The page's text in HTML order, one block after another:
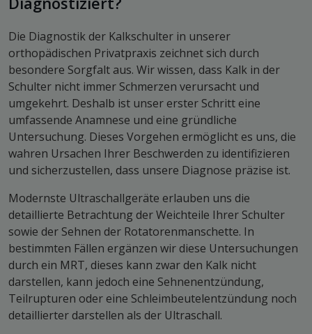
Die Diagnostik der Kalkschulter in unserer
orthopädischen Privatpraxis zeichnet sich durch
besondere Sorgfalt aus. Wir wissen, dass Kalk in der
Schulter nicht immer Schmerzen verursacht und
umgekehrt. Deshalb ist unser erster Schritt eine
umfassende Anamnese und eine gründliche
Untersuchung. Dieses Vorgehen ermöglicht es uns, die
wahren Ursachen Ihrer Beschwerden zu identifizieren
und sicherzustellen, dass unsere Diagnose präzise ist.
Modernste Ultraschallgeräte erlauben uns die
detaillierte Betrachtung der Weichteile Ihrer Schulter
sowie der Sehnen der Rotatorenmanschette. In
bestimmten Fällen ergänzen wir diese Untersuchungen
durch ein MRT, dieses kann zwar den Kalk nicht
darstellen, kann jedoch eine Sehnenentzündung,
Teilrupturen oder eine Schleimbeutelentzündung noch
detaillierter darstellen als der Ultraschall.